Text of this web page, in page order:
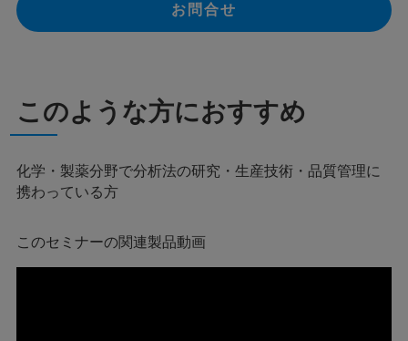
お問合せ
このような方におすすめ
化学・製薬分野で分析法の研究・生産技術・品質管理に
携わっている方
このセミナーの関連製品動画